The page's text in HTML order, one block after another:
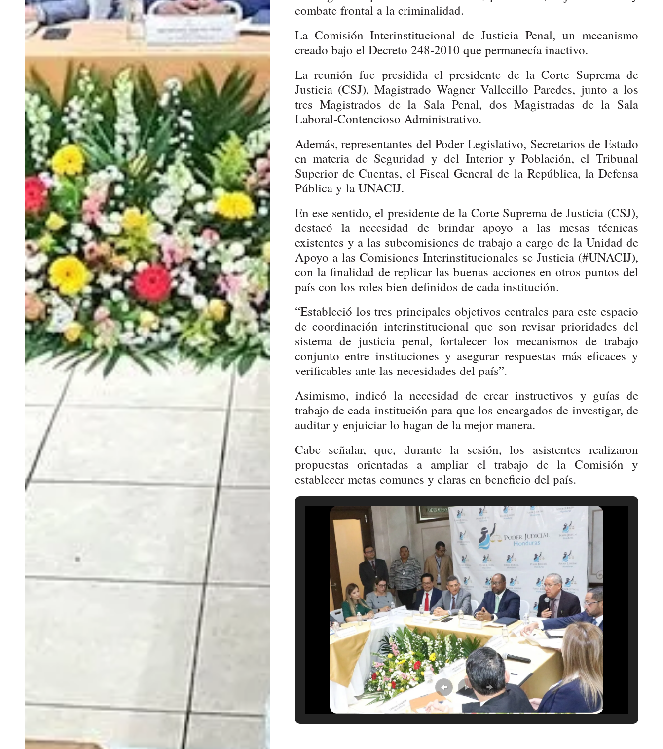
combate frontal a la criminalidad.
La Comisión Interinstitucional de Justicia Penal, un mecanismo
creado bajo el Decreto 248-2010 que permanecía inactivo.
La reunión fue presidida el presidente de la Corte Suprema de
Justicia (CSJ), Magistrado Wagner Vallecillo Paredes, junto a los
tres Magistrados de la Sala Penal, dos Magistradas de la Sala
Laboral-Contencioso Administrativo.
Además, representantes del Poder Legislativo, Secretarios de Estado
en materia de Seguridad y del Interior y Población, el Tribunal
Superior de Cuentas, el Fiscal General de la República, la Defensa
Pública y la UNACIJ.
En ese sentido, el presidente de la Corte Suprema de Justicia (CSJ),
destacó la necesidad de brindar apoyo a las mesas técnicas
existentes y a las subcomisiones de trabajo a cargo de la Unidad de
Apoyo a las Comisiones Interinstitucionales se Justicia (#UNACIJ),
con la finalidad de replicar las buenas acciones en otros puntos del
país con los roles bien definidos de cada institución.
“Estableció los tres principales objetivos centrales para este espacio
de coordinación interinstitucional que son revisar prioridades del
sistema de justicia penal, fortalecer los mecanismos de trabajo
conjunto entre instituciones y asegurar respuestas más eficaces y
verificables ante las necesidades del país”.
Asimismo, indicó la necesidad de crear instructivos y guías de
trabajo de cada institución para que los encargados de investigar, de
auditar y enjuiciar lo hagan de la mejor manera.
Cabe señalar, que, durante la sesión, los asistentes realizaron
propuestas orientadas a ampliar el trabajo de la Comisión y
establecer metas comunes y claras en beneficio del país.